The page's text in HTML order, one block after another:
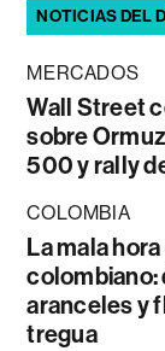
NOTICIAS DEL
MERCADOS
Wall Street
sobre
500 y rally
COLOMBIA
La mala
colombiano:
aranceles y
tregua